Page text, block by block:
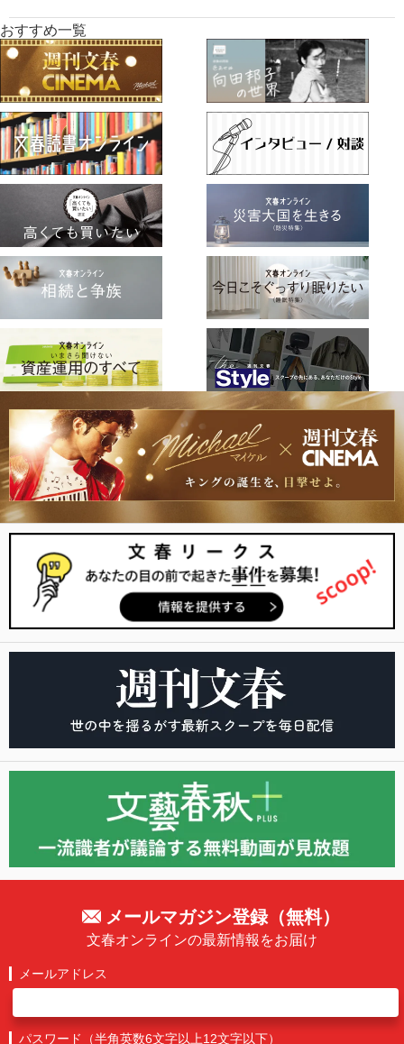
おすすめ一覧
メールマガジン登録（無料）
文春オンラインの最新情報をお届け
メールアドレス
パスワード（半角英数6文字以上12文字以下）